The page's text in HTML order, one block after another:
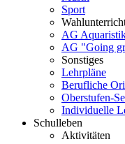
Sport
AG
AG "Going
Sonstiges
Lehrpläne
Berufliche
Oberstufen-
Individuelle
Schulleben
Aktivitäten